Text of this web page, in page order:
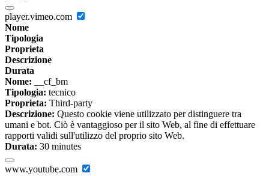
player.vimeo.com
Nome
Tipologia
Proprieta
Descrizione
Durata
Nome: __cf_bm
Tipologia: tecnico
Proprieta: Third-party
Descrizione: Questo cookie viene utilizzato per distinguere tra
umani e bot. Ciò è vantaggioso per il sito Web, al fine di effettuare
rapporti validi sull'utilizzo del proprio sito Web.
Durata: 30 minutes
www.youtube.com